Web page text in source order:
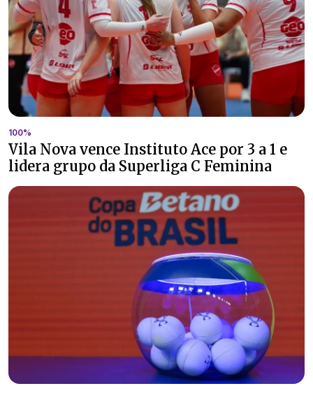
100%
Vila Nova vence Instituto Ace por 3 a 1 e
lidera grupo da Superliga C Feminina